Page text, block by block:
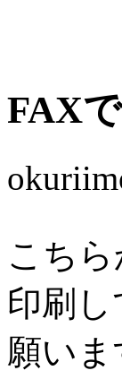
FAX
こち
印刷
願いま